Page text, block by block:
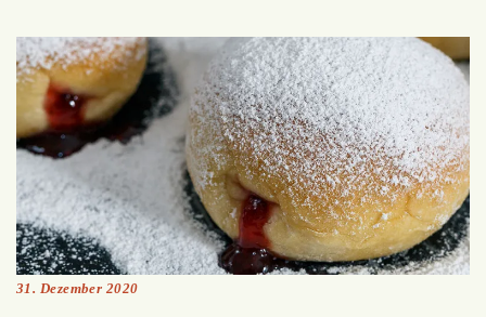
31. Dezember 2020